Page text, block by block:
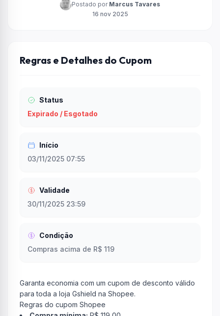
Postado por Marcus Tavares
16 nov 2025
Regras e Detalhes do Cupom
Status
Expirado / Esgotado
Início
03/11/2025 07:55
Validade
30/11/2025 23:59
Condição
Compras acima de R$ 119
Garanta economia com um cupom de desconto válido
para toda a loja Gshield na Shopee.
Regras do cupom Shopee